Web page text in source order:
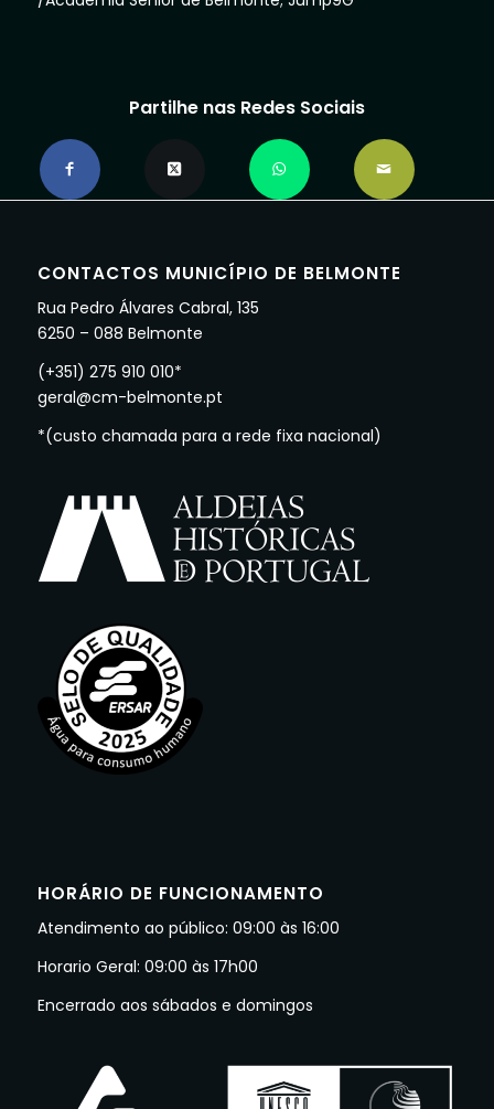
Partilhe nas Redes Sociais
CONTACTOS MUNICÍPIO DE BELMONTE
Rua Pedro Álvares Cabral, 135
6250 – 088 Belmonte
(+351) 275 910 010*
geral@cm-belmonte.pt
*(custo chamada para a rede fixa nacional)
HORÁRIO DE FUNCIONAMENTO
Atendimento ao público: 09:00 às 16:00
Horario Geral: 09:00 às 17h00
Encerrado aos sábados e domingos